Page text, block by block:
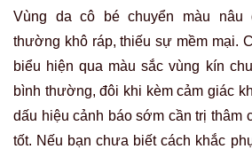
Vùng da cô bé chuyển màu nâu
thường khô ráp, thiếu sự mềm mại.
biểu hiện qua màu sắc vùng kín
bình thường, đôi khi kèm cảm giác
dấu hiệu cảnh báo sớm cần trị thâm
tốt. Nếu bạn chưa biết cách khắc